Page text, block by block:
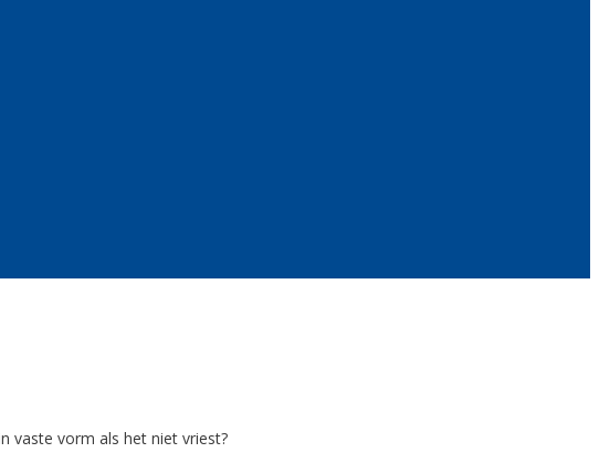
vaste vorm als het niet vriest?